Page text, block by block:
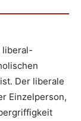
liberal-
Der liberale
Einzelperson,